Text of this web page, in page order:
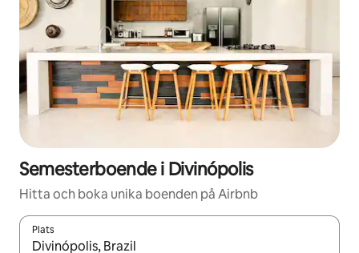
Semesterboende i Divinópolis
Hitta och boka unika boenden på Airbnb
Plats
När resultaten är tillgängliga kan du navigera med upp- och